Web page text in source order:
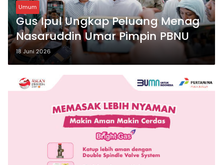
Umum
Gus Ipul Ungkap Peluang Menag
Nasaruddin Umar Pimpin PBNU
18 Juni 2026